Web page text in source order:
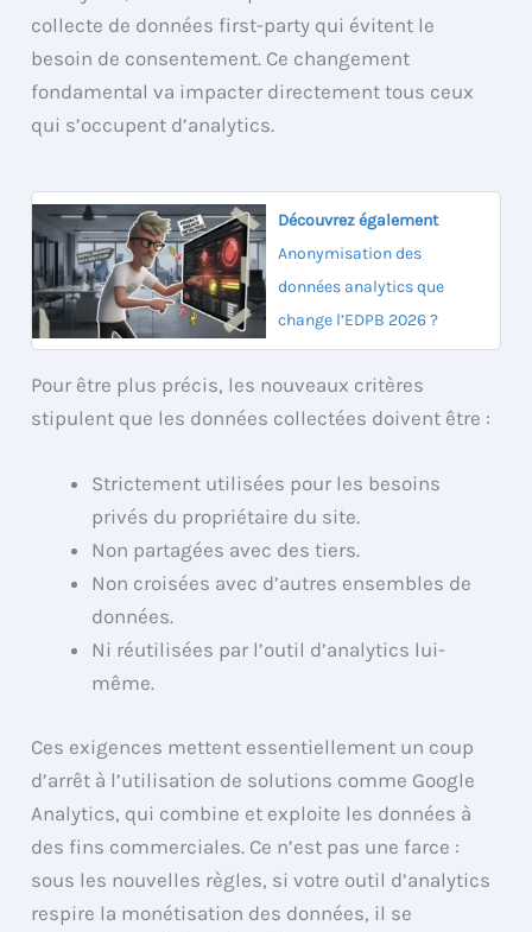
collecte de données first-party qui évitent le
besoin de consentement. Ce changement
fondamental va impacter directement tous ceux
qui s’occupent d’analytics.
Découvrez également
Anonymisation des
données analytics que
change l’EDPB 2026 ?
Pour être plus précis, les nouveaux critères
stipulent que les données collectées doivent être :
Strictement utilisées pour les besoins
privés du propriétaire du site.
Non partagées avec des tiers.
Non croisées avec d’autres ensembles de
données.
Ni réutilisées par l’outil d’analytics lui-
même.
Ces exigences mettent essentiellement un coup
d’arrêt à l’utilisation de solutions comme Google
Analytics, qui combine et exploite les données à
des fins commerciales. Ce n’est pas une farce :
sous les nouvelles règles, si votre outil d’analytics
respire la monétisation des données, il se